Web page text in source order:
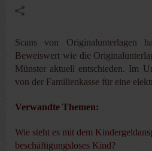
Scans von Originalunterlagen
Beweiswert wie die
Münster aktuell entschieden. Im
von der Familienkasse für eine
Verwandte Themen:
Wie steht es mit dem
beschäftigungsloses Kind?